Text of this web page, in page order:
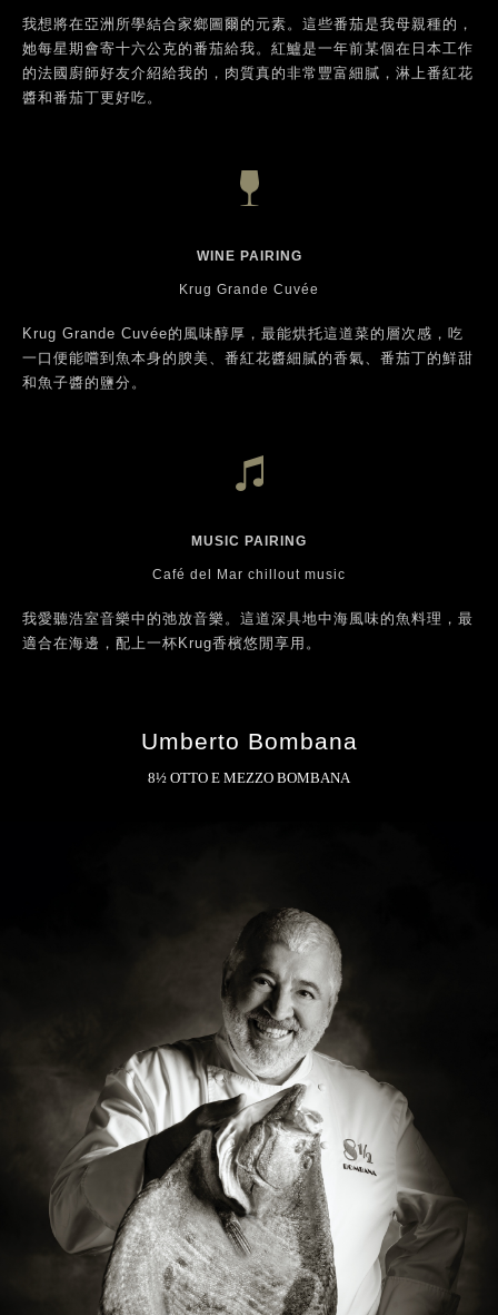
我想將在亞洲所學結合家鄉圖爾的元素。這些番茄是我母親種的，
她每星期會寄十六公克的番茄給我。紅鱸是一年前某個在日本工作
的法國廚師好友介紹給我的，肉質真的非常豐富細膩，淋上番紅花
醬和番茄丁更好吃。
WINE PAIRING
Krug Grande Cuvée
Krug Grande Cuvée的風味醇厚，最能烘托這道菜的層次感，吃
一口便能嚐到魚本身的腴美、番紅花醬細膩的香氣、番茄丁的鮮甜
和魚子醬的鹽分。
MUSIC PAIRING
Café del Mar chillout music
我愛聽浩室音樂中的弛放音樂。這道深具地中海風味的魚料理，最
適合在海邊，配上一杯Krug香檳悠閒享用。
Umberto Bombana
8½ OTTO E MEZZO BOMBANA